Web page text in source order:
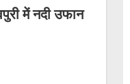
में नदी उफान